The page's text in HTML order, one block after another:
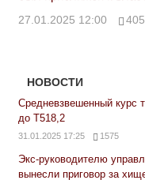
27.01.2025 12:00
НОВОСТИ
Средневзвешенный курс
до Т518,2
31.01.2025 17:25 1575
Экс-руководителю
вынесли приговор за